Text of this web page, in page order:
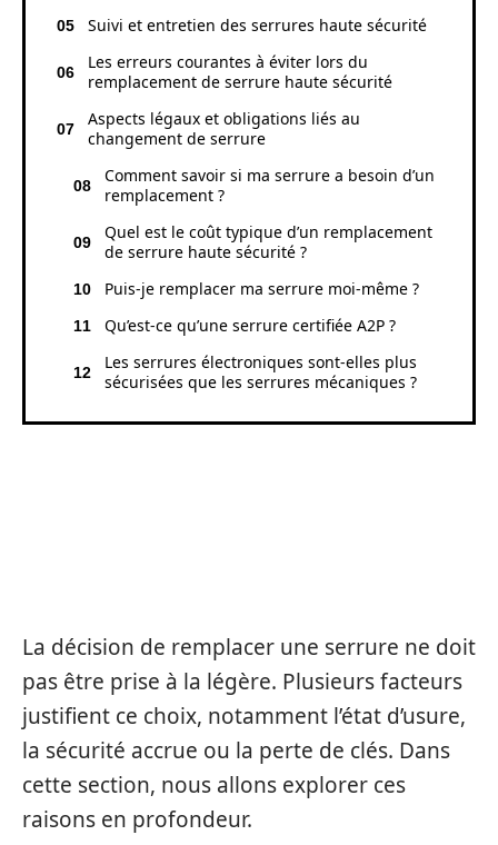
Suivi et entretien des serrures haute sécurité
Les erreurs courantes à éviter lors du
remplacement de serrure haute sécurité
Aspects légaux et obligations liés au
changement de serrure
Comment savoir si ma serrure a besoin d’un
remplacement ?
Quel est le coût typique d’un remplacement
de serrure haute sécurité ?
Puis-je remplacer ma serrure moi-même ?
Qu’est-ce qu’une serrure certifiée A2P ?
Les serrures électroniques sont-elles plus
sécurisées que les serrures mécaniques ?
La décision de remplacer une serrure ne doit
pas être prise à la légère. Plusieurs facteurs
justifient ce choix, notamment l’état d’usure,
la sécurité accrue ou la perte de clés. Dans
cette section, nous allons explorer ces
raisons en profondeur.